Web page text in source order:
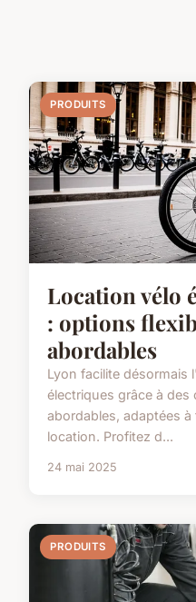
PRODUITS
Location vélo
: options
abordables
Lyon facilite désormais
électriques grâce à des
abordables, adaptées
location. Profitez d...
24 mai 2025
PRODUITS